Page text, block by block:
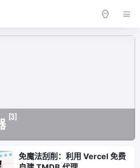
[3]
免魔法刮削：利用 Vercel 免费